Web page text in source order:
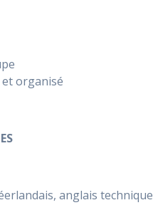
organisé
anglais technique